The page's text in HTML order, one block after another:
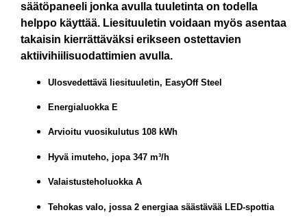
säätöpaneeli jonka avulla tuuletinta on todella
helppo käyttää. Liesituuletin voidaan myös asentaa
takaisin kierrättäväksi erikseen ostettavien
aktiivihiilisuodattimien avulla.
Ulosvedettävä liesituuletin, EasyOff Steel
Energialuokka E
Arvioitu vuosikulutus 108 kWh
Hyvä imuteho, jopa 347 m³/h
Valaistusteholuokka A
Tehokas valo, jossa 2 energiaa säästävää LED-spottia